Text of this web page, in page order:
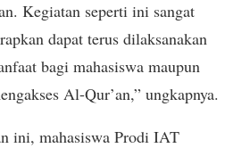
Kegiatan seperti ini sangat
dapat terus dilaksanakan
bagi mahasiswa maupun
Al-Qur’an,” ungkapnya.
ini, mahasiswa Prodi IAT